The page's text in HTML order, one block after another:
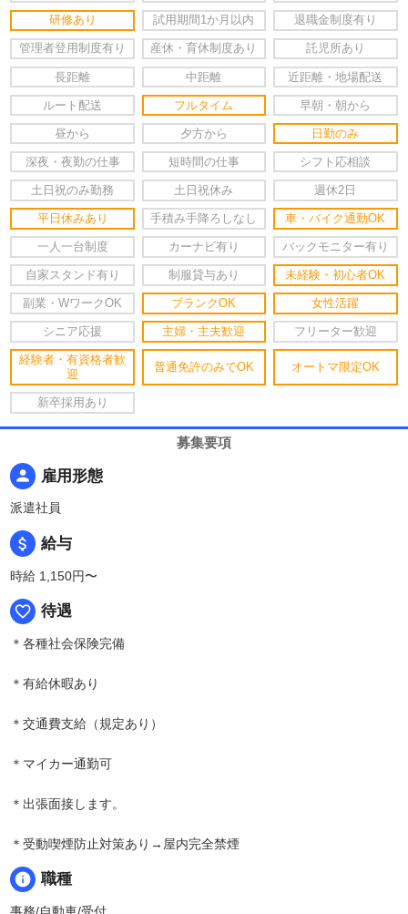
研修あり 試用期間1か月以内 退職金制度有り
管理者登用制度有り 産休・育休制度あり 託児所あり
長距離 中距離 近距離・地場配送
ルート配送 フルタイム 早朝・朝から
昼から 夕方から 日勤のみ
深夜・夜勤の仕事 短時間の仕事 シフト応相談
土日祝のみ勤務 土日祝休み 週休2日
平日休みあり 手積み手降ろしなし 車・バイク通勤OK
一人一台制度 カーナビ有り バックモニター有り
自家スタンド有り 制服貸与あり 未経験・初心者OK
副業・WワークOK ブランクOK 女性活躍
シニア応援 主婦・主夫歓迎 フリーター歓迎
経験者・有資格者歓
迎
普通免許のみでOK オートマ限定OK
新卒採用あり
募集要項
person 雇用形態
派遣社員
attach_money 給与
時給 1,150円〜
favorite_border 待遇
＊各種社会保険完備
＊有給休暇あり
＊交通費支給（規定あり）
＊マイカー通勤可
＊出張面接します。
＊受動喫煙防止対策あり→屋内完全禁煙
info 職種
事務/自動車/受付